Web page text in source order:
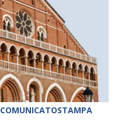
COMUNICATOSTAMPA